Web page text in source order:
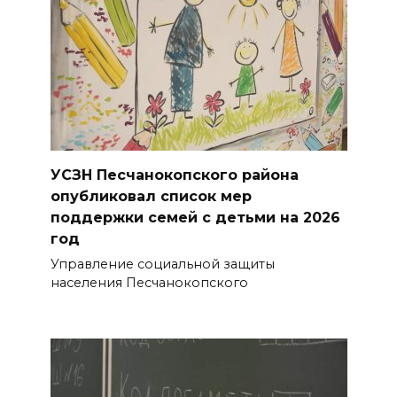
06 августа 2026 14:28
Таганрогский театр: пока
опущен занавес
06 августа 2026 14:25
Помощь волонтеров
госпиталям
06 августа 2026 14:16
Проект строительства
УСЗН Песчанокопского района
опубликовал список мер
поддержки семей с детьми на 2026
год
Управление социальной защиты
населения Песчанокопского